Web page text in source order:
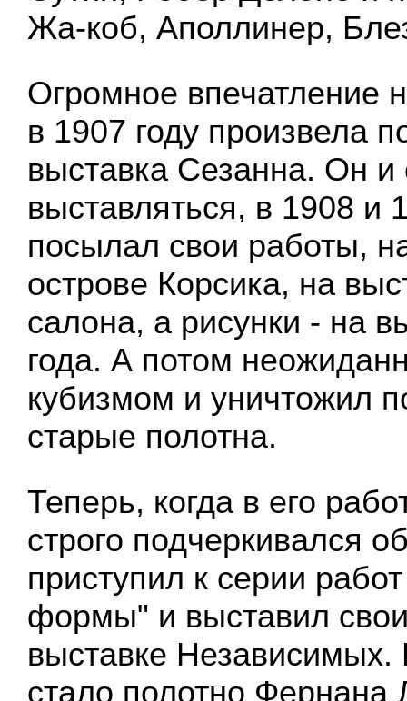
Жа-коб, Аполлинер,
Огромное впечатление
в 1907 году произвела
выставка Сезанна. Он и
выставляться, в 1908 и
посылал свои работы,
острове Корсика, на
салона, а рисунки - на
года. А потом
кубизмом и уничтожил
старые полотна.
Теперь, когда в его
строго подчеркивался
приступил к серии
формы" и выставил
выставке
стало полотно Фернана